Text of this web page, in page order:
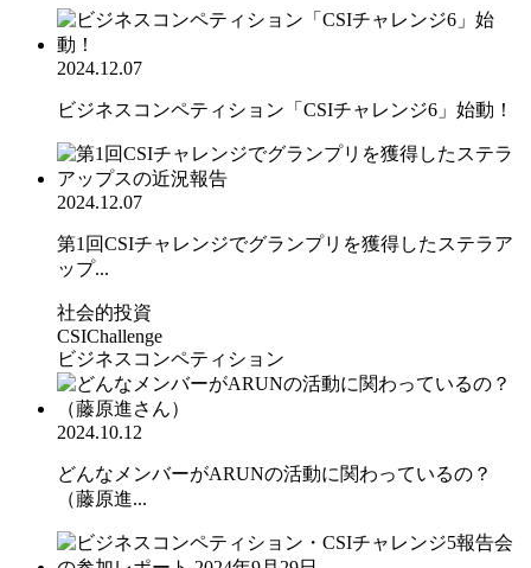
2024.12.07
ビジネスコンペティション「CSIチャレンジ6」始動！
2024.12.07
第1回CSIチャレンジでグランプリを獲得したステラア
ップ...
社会的投資
CSIChallenge
ビジネスコンペティション
2024.10.12
どんなメンバーがARUNの活動に関わっているの？
（藤原進...